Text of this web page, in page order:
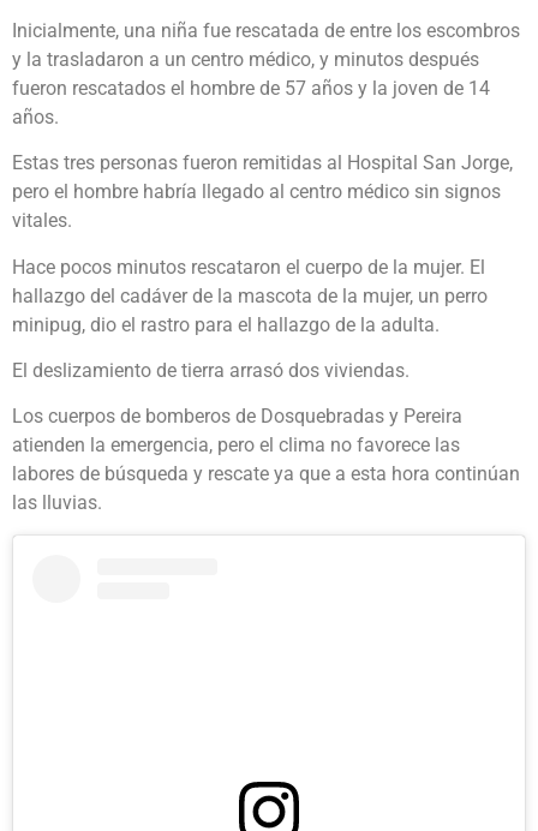
Inicialmente, una niña fue rescatada de entre los escombros
y la trasladaron a un centro médico, y minutos después
fueron rescatados el hombre de 57 años y la joven de 14
años.
Estas tres personas fueron remitidas al Hospital San Jorge,
pero el hombre habría llegado al centro médico sin signos
vitales.
Hace pocos minutos rescataron el cuerpo de la mujer. El
hallazgo del cadáver de la mascota de la mujer, un perro
minipug, dio el rastro para el hallazgo de la adulta.
El deslizamiento de tierra arrasó dos viviendas.
Los cuerpos de bomberos de Dosquebradas y Pereira
atienden la emergencia, pero el clima no favorece las
labores de búsqueda y rescate ya que a esta hora continúan
las lluvias.